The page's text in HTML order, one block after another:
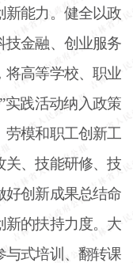
新能力。健全以政
技金融、创业服务
将高等学校、职业
实践活动纳入政策
劳模和职工创新工
关、技能研修、技
好创新成果总结命
新的扶持力度。大
与式培训、翻转课